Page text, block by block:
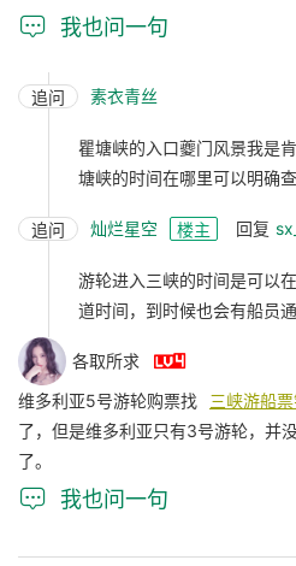
 我也问一句
追问 素衣青丝
瞿塘峡的入口夔门风景我是
塘峡的时间在哪里可以明确查
追问 灿烂星空 楼主 回复
游轮进入三峡的时间是可以
道时间，到时候也会有船员
各取所求 
维多利亚5号游轮购票找 三峡游船
了，但是维多利亚只有3号游轮，并
了。
 我也问一句